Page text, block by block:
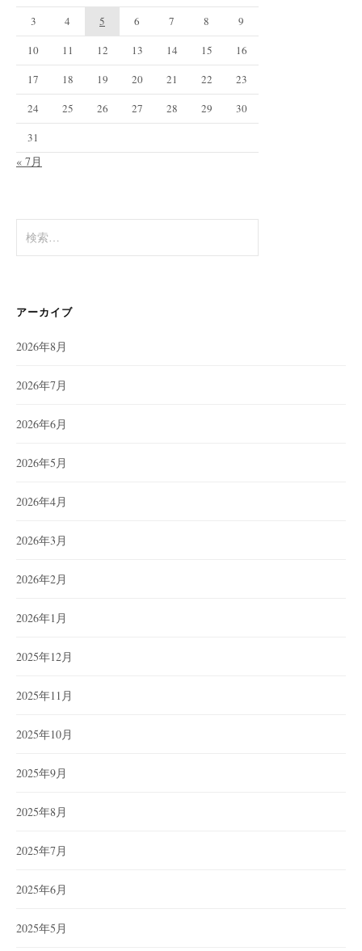
3
4 5 6 7 8
9
10
11 12 13 14 15
16
17
18 19 20 21 22
23
24
25 26 27 28 29
30
31
« 7月
索:
アーカイブ
2026年8月
2026年7月
2026年6月
2026年5月
2026年4月
2026年3月
2026年2月
2026年1月
2025年12月
2025年11月
2025年10月
2025年9月
2025年8月
2025年7月
2025年6月
2025年5月